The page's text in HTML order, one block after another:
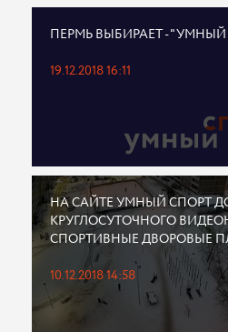
ПЕРМЬ ВЫБИРАЕТ -
19.12.2018 16:11
НА САЙТЕ УМНЫЙ СПОРТ
КРУГЛОСУТОЧНОГО
СПОРТИВНЫЕ ДВОРОВЫЕ
10.12.2018 14:58